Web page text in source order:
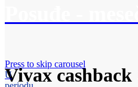
Vivax cashback
Press to skip carousel
U